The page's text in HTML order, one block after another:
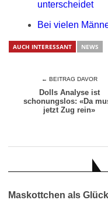
unterscheidet
Bei vielen
AUCH INTERESSANT NEWS
← BEITRAG DAVOR
Dolls Analyse ist
schonungslos: «Da
jetzt Zug rein»
Maskottchen als